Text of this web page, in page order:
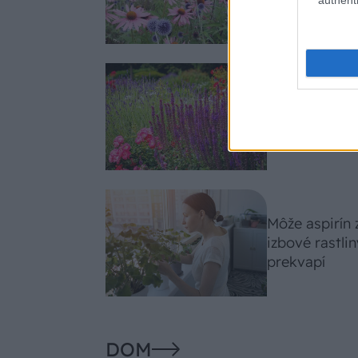
slnko svieti
fialových
Môže
izbové
prekvapí
DOM